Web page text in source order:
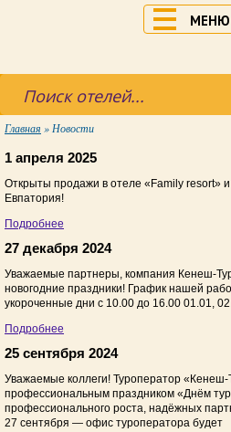
МЕНЮ
Главная » Новости
1 апреля 2025
Открыты продажи в отеле «Family resort»
Евпатория!
Подробнее
27 декабря 2024
Уважаемые партнеры, компания Кенеш-
новогодние праздники! График нашей
укороченные дни с 10.00 до 16.00 01.01,
Подробнее
25 сентября 2024
Уважаемые коллеги! Туроператор
профессиональным праздником «Днём
профессионального роста, надёжных
27 сентября — офис туроператора будет